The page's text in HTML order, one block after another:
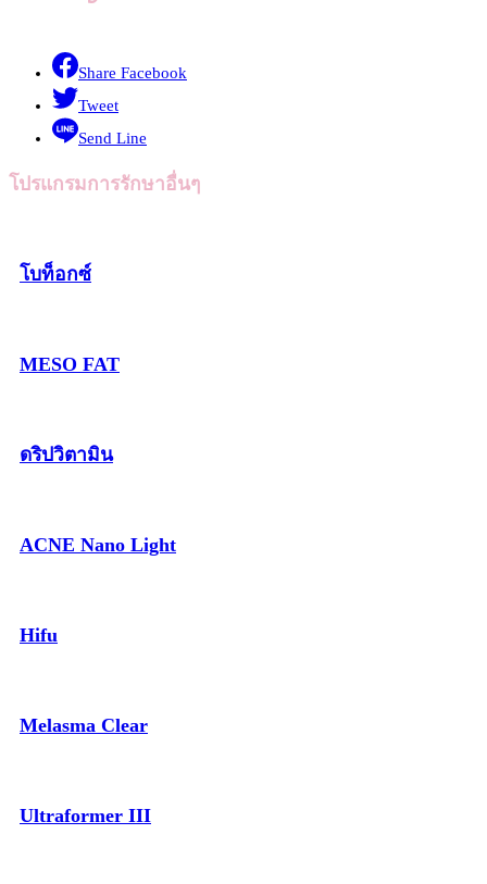
Share Facebook
Tweet
Send Line
โปรแกรมการรักษาอื่นๆ
โบท็อกซ์
MESO FAT
ดริปวิตามิน
ACNE Nano Light
Hifu
Melasma Clear
Ultraformer III